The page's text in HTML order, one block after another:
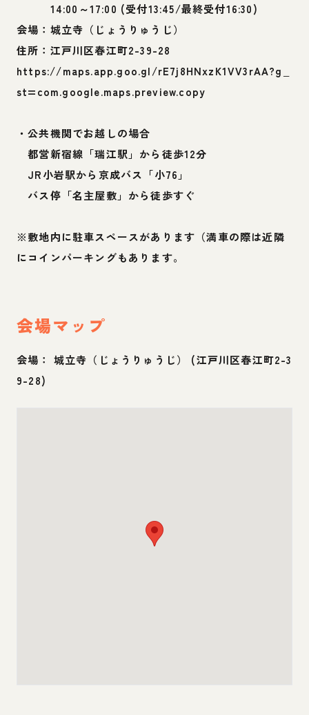
14:00～17:00 (受付13:45/最終受付16:30)
会場：城立寺（じょうりゅうじ）
住所：江戸川区春江町2-39-28
https://maps.app.goo.gl/rE7j8HNxzK1VV3rAA?g_
st=com.google.maps.preview.copy
・公共機関でお越しの場合
都営新宿線「瑞江駅」から徒歩12分
JR小岩駅から京成バス「小76」
バス停「名主屋敷」から徒歩すぐ
※敷地内に駐車スペースがあります（満車の際は近隣
にコインパーキングもあります。
会場マップ
会場： 城立寺（じょうりゅうじ） (江戸川区春江町2-3
9-28)